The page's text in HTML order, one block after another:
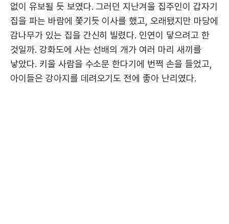
없이 유보될 듯 보였다. 그러던 지난겨울 집주인이 갑자기
집을 파는 바람에 쫓기듯 이사를 했고, 오래됐지만 마당에
감나무가 있는 집을 간신히 빌렸다. 인연이 닿으려고 한
것일까. 강화도에 사는 선배의 개가 여러 마리 새끼를
낳았다. 키울 사람을 수소문 한다기에 번쩍 손을 들었고,
아이들은 강아지를 데려오기도 전에 좋아 난리였다.